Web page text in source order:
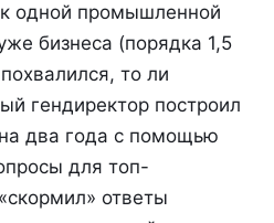
одной промышленной
бизнеса (порядка 1,5
то ли
гендиректор построил
два года с помощью
для топ-
ответы